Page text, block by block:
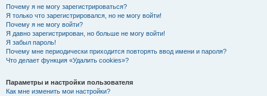
Почему я не могу зарегистрироваться?
Я только что зарегистрировался, но не могу войти!
Почему я не могу войти?
Я давно зарегистрирован, но больше не могу войти!
Я забыл пароль!
Почему мне периодически приходится повторять ввод имени и пароля?
Что делает функция «Удалить cookies»?
Параметры и настройки пользователя
Как мне изменить мои настройки?